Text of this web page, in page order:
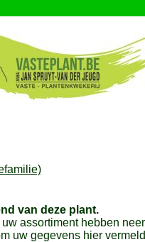
van deze plant.
assortiment hebben
uw gegevens hier